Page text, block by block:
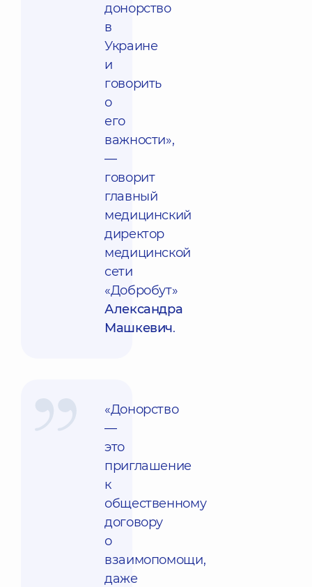
донорство
в
Украине
и
говорить
о
его
важности»,
—
говорит
главный
медицинский
директор
медицинской
сети
«Добробут»
Александра
Машкевич.
«Донорство
—
это
приглашение
к
общественному
договору
о
взаимопомощи,
даже